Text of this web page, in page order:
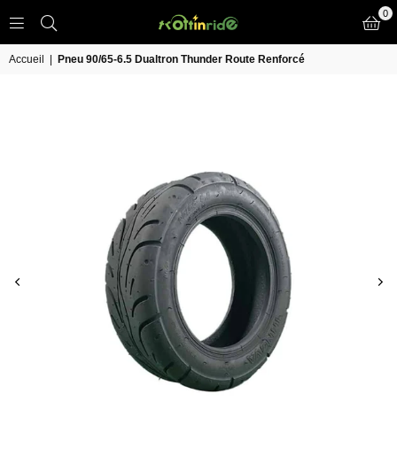
IN
0
Accueil Pneu 90/65-6.5 Dualtron Thunder Route Renforcé